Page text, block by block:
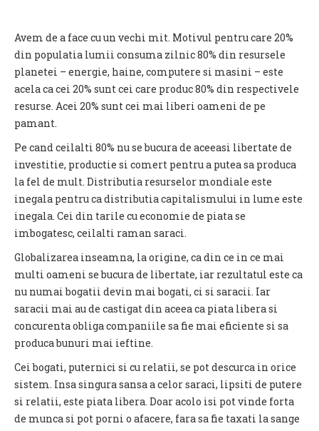
Avem de a face cu un vechi mit. Motivul pentru care 20%
din populatia lumii consuma zilnic 80% din resursele
planetei – energie, haine, computere si masini – este
acela ca cei 20% sunt cei care produc 80% din respectivele
resurse. Acei 20% sunt cei mai liberi oameni de pe
pamant.
Pe cand ceilalti 80% nu se bucura de aceeasi libertate de
investitie, productie si comert pentru a putea sa produca
la fel de mult. Distributia resurselor mondiale este
inegala pentru ca distributia capitalismului in lume este
inegala. Cei din tarile cu economie de piata se
imbogatesc, ceilalti raman saraci.
Globalizarea inseamna, la origine, ca din ce in ce mai
multi oameni se bucura de libertate, iar rezultatul este ca
nu numai bogatii devin mai bogati, ci si saracii. Iar
saracii mai au de castigat din aceea ca piata libera si
concurenta obliga companiile sa fie mai eficiente si sa
produca bunuri mai ieftine.
Cei bogati, puternici si cu relatii, se pot descurca in orice
sistem. Insa singura sansa a celor saraci, lipsiti de putere
si relatii, este piata libera. Doar acolo isi pot vinde forta
de munca si pot porni o afacere, fara sa fie taxati la sange